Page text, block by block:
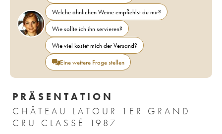
Welche ähnlichen Weine empfiehlst du mir?
Wie sollte ich ihn servieren?
Wie viel kostet mich der Versand?
Eine weitere Frage stellen
PRÄSENTATION
CHÂTEAU LATOUR 1ER GRAND
CRU CLASSÉ 1987